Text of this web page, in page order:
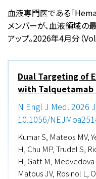
血液専門医である「
メンバーが、血液領域の
アップ。2026年4月分（
Dual Targeting of
with Talquetamab
N Engl J Med. 2026
10.1056/
Kumar S, Mateos MV,
H, Chu MP, Trudel S,
H, Gatt M, Medvedova
Matous JV, Rosinol L,